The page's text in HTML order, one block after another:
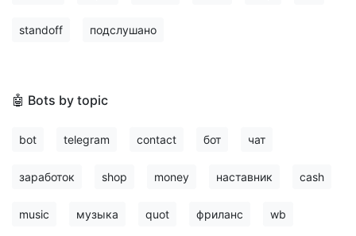
standoff подслушано
🤖 Bots by topic
bot telegram contact бот чат
заработок shop money наставник cash
music музыка quot фриланс wb